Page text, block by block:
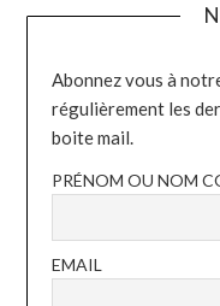
Abonnez vous à
régulièrement les
boite mail.
PRÉNOM OU NOM
EMAIL